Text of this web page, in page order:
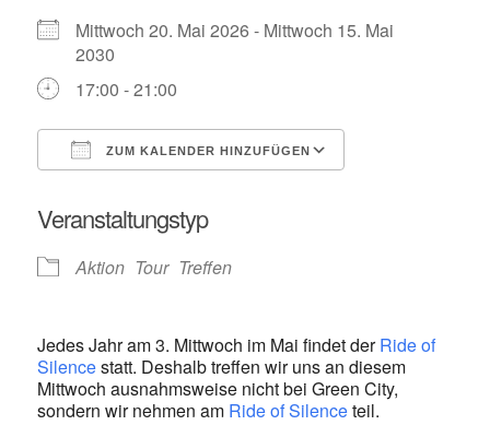
Mittwoch 20. Mai 2026 - Mittwoch 15. Mai
2030
17:00 - 21:00
ZUM KALENDER HINZUFÜGEN
Veranstaltungstyp
Aktion Tour Treffen
Jedes Jahr am 3. Mittwoch im Mai findet derRide of
Silencestatt. Deshalb treffen wir uns an diesem
Mittwoch ausnahmsweise nicht bei Green City,
sondern wir nehmen am Ride of Silenceteil.